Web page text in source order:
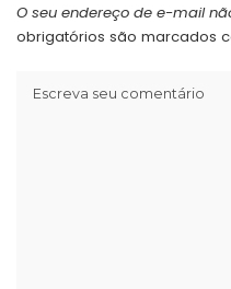
O seu endereço de e-mail
obrigatórios são marcados